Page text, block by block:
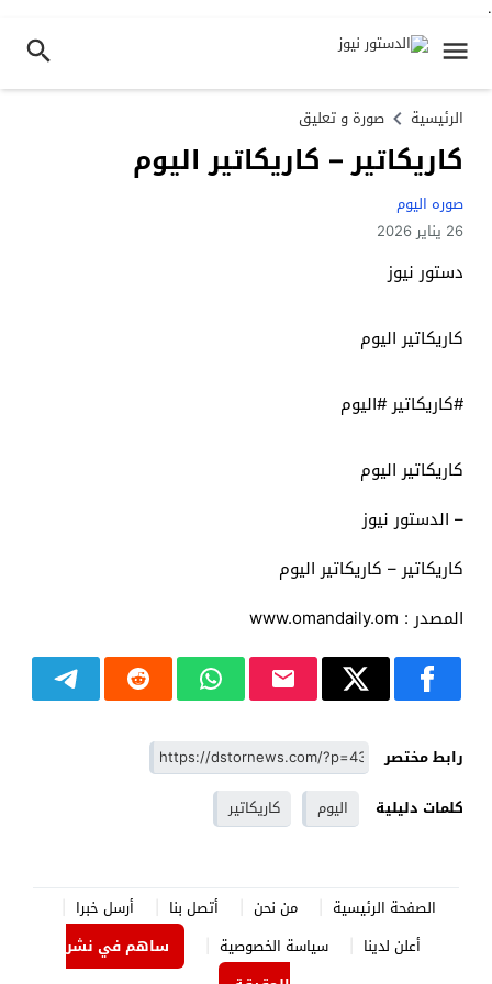
.
الرئيسية صورة و تعليق
كاريكاتير – كاريكاتير اليوم
صوره اليوم
26 يناير 2026
دستور نيوز
كاريكاتير اليوم
#كاريكاتير #اليوم
كاريكاتير اليوم
– الدستور نيوز
كاريكاتير – كاريكاتير اليوم
المصدر : www.omandaily.om
رابط مختصر
كلمات دليلية
اليوم كاريكاتير
الصفحة الرئيسية من نحن أتصل بنا
أرسل خبرا
أعلن لدينا
سياسة الخصوصية
ساهم في نشر